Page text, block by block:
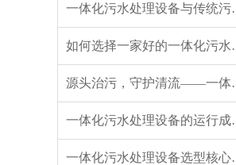
一体化污
如何选择
源头治污，
一体化污
一体化